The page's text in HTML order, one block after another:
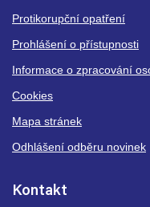
Protikorupční opatření
Prohlášení o přístupnosti
Informace o zpracování
Cookies
Mapa stránek
Odhlášení odběru novinek
Kontakt